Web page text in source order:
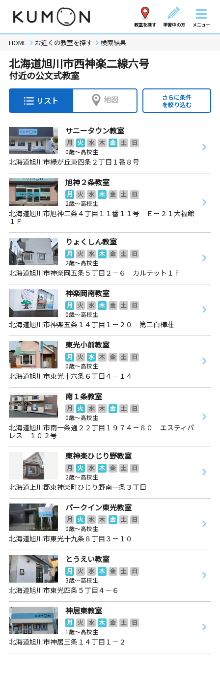
教室を探す 学習中の方 メニュー
HOME お近くの教室を探す 検索結果
北海道旭川市西神楽二線六号
付近の公文式教室
リスト 地図
さらに条件
を絞り込む
サニータウン教室
月 火 水 木 金 土
日
0歳～高校生
北海道旭川市緑が丘東四条２丁目１番８号
旭神２条教室
月 火 水 木 金 土
日
2歳～高校生
北海道旭川市旭神二条４丁目１１番１１号 Ｅ－２１大福館
１Ｆ
りょくしん教室
月 火 水 木 金 土
日
2歳～高校生
北海道旭川市神楽岡五条５丁目２－６ カルテット１Ｆ
神楽岡南教室
月 火 水 木 金 土
日
0歳～高校生
北海道旭川市神楽五条１４丁目１－２０ 第二白樺荘
東光小前教室
月 火 水 木 金 土
日
0歳～高校生
北海道旭川市東光十六条６丁目４－１４
南１条教室
月 火 水 木 金 土
日
0歳～高校生
北海道旭川市南一条通２２丁目１９７４－８０ エスティパ
レス １０２号
東神楽ひじり野教室
月 火 水 木 金 土
日
2歳～高校生
北海道上川郡東神楽町ひじり野南一条３丁目
パークイン東光教室
月 火 水 木 金 土
日
0歳～高校生
北海道旭川市東光十九条８丁目３－１０
とうえい教室
月 火 水 木 金 土
日
3歳～高校生
北海道旭川市東光四条５丁目４－６
神居東教室
月 火 水 木 金 土
日
1歳～高校生
北海道旭川市神居三条１４丁目１－２